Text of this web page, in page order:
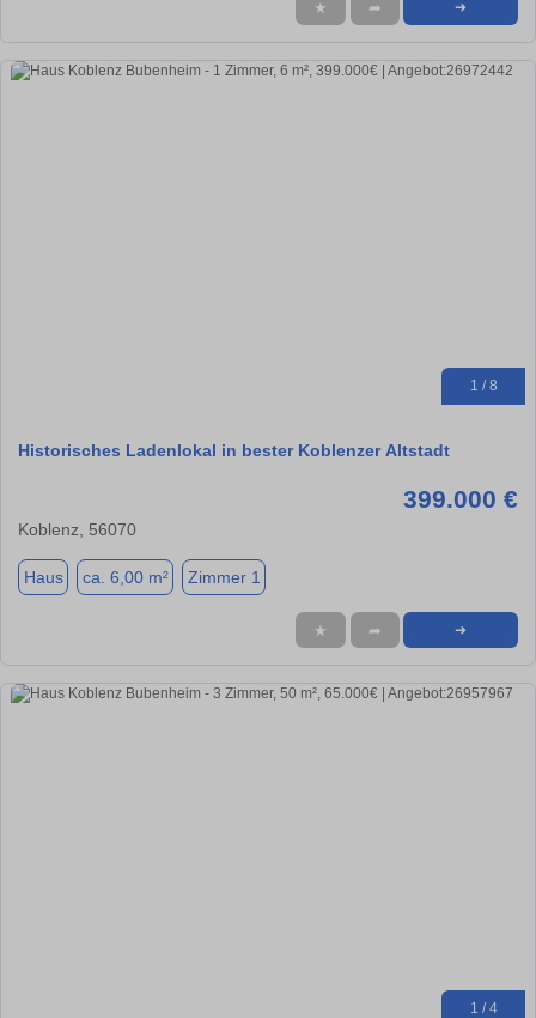
★ ➦ ➜
1 / 8
Historisches Ladenlokal in bester Koblenzer Altstadt
399.000 €
Koblenz, 56070
Haus ca. 6,00 m² Zimmer 1
★ ➦ ➜
1 / 4